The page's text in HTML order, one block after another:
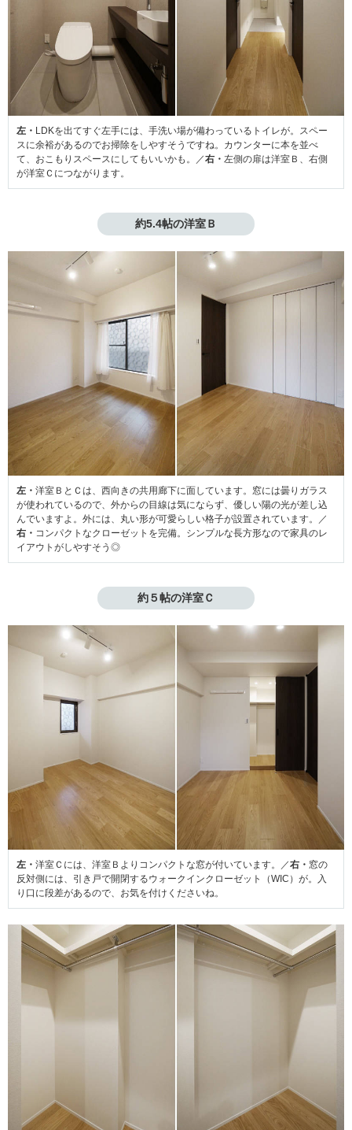
左・ LDKを出てすぐ左手には、手洗い場が備わっているトイレが。スペー
スに余裕があるのでお掃除をしやすそうですね。カウンターに本を並べ
て、おこもりスペースにしてもいいかも。／右・ 左側の扉は洋室Ｂ、右側
が洋室Ｃにつながります。
約5.4帖の洋室Ｂ
左・ 洋室ＢとＣは、西向きの共用廊下に面しています。窓には曇りガラス
が使われているので、外からの目線は気にならず、優しい陽の光が差し込
んでいますよ。外には、丸い形が可愛らしい格子が設置されています。／
右・ コンパクトなクローゼットを完備。シンプルな長方形なので家具のレ
イアウトがしやすそう◎
約５帖の洋室Ｃ
左・ 洋室Ｃには、洋室Ｂよりコンパクトな窓が付いています。／右・ 窓の
反対側には、 引き戸で開閉するウォークインクローゼット（WIC）が。入
り口に段差があるので、お気を付けくださいね。